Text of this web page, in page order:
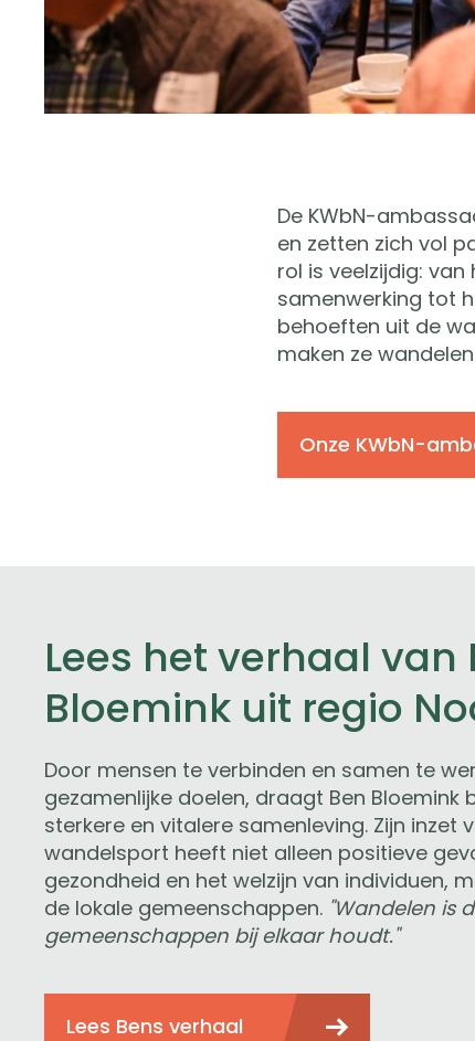
De KWbN-
en zetten zich vol
rol is veelzijdig:
samenwerking tot
behoeften uit de
maken ze
Onze KWbN-
Lees het verhaal van
Bloemink uit regio
Door mensen te verbinden en samen te
gezamenlijke doelen, draagt Ben Bloemink
sterkere en vitalere samenleving. Zijn inzet
wandelsport heeft niet alleen positieve
gezondheid en het welzijn van individuen,
de lokale gemeenschappen. "Wandelen is
gemeenschappen bij elkaar houdt."
Lees Bens verhaal